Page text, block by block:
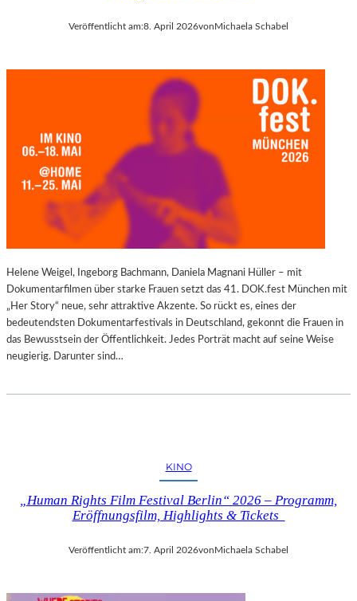
Veröffentlicht am:8. April 2026vonMichaela Schabel
Helene Weigel, Ingeborg Bachmann, Daniela Magnani Hüller – mit
Dokumentarfilmen über starke Frauen setzt das 41. DOK.fest München mit
„Her Story“ neue, sehr attraktive Akzente. So rückt es, eines der
bedeutendsten Dokumentarfestivals in Deutschland, gekonnt die Frauen in
das Bewusstsein der Öffentlichkeit. Jedes Porträt macht auf seine Weise
neugierig. Darunter sind…
KINO
„Human Rights Film Festival Berlin“ 2026 – Programm,
Eröffnungsfilm, Highlights & Tickets
Veröffentlicht am:7. April 2026von Michaela Schabel